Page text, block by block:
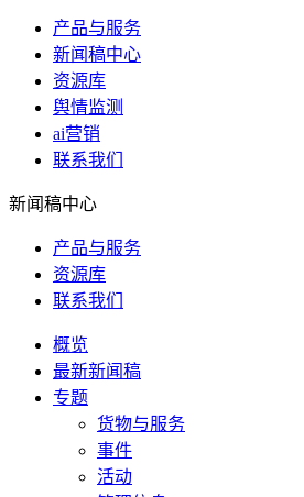
产品与服务
新闻稿中心
资源库
舆情监测
ai营销
联系我们
新闻稿中心
产品与服务
资源库
联系我们
概览
最新新闻稿
专题
货物与服务
事件
活动